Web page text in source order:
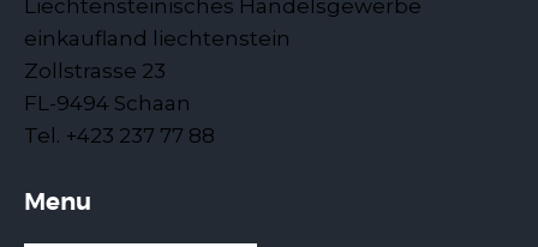
Liechtensteinisches Handelsgewerbe
einkaufland liechtenstein
Zollstrasse 23
FL-9494 Schaan
Tel. +423 237 77 88
Menu